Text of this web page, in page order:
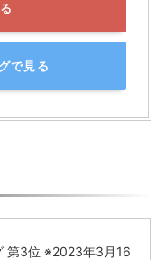
で見る
第3位 ※2023年3月16